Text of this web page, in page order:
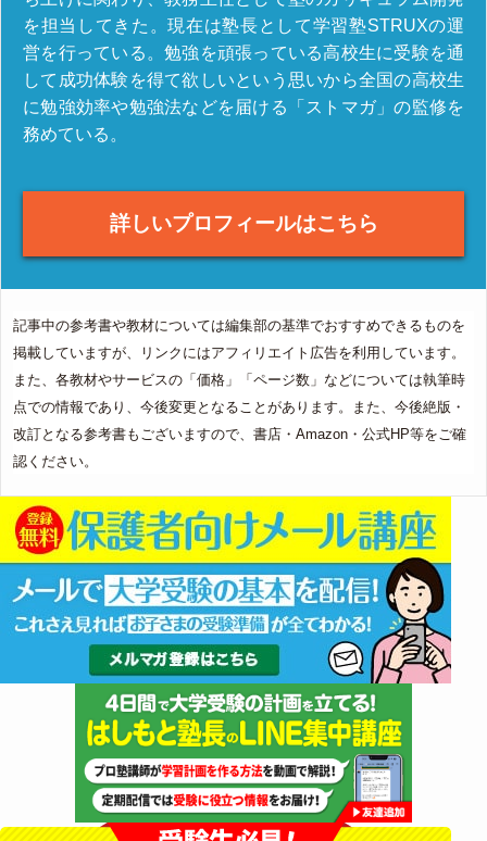
を担当してきた。現在は塾長として学習塾STRUXの運
営を行っている。勉強を頑張っている高校生に受験を通
して成功体験を得て欲しいという思いから全国の高校生
に勉強効率や勉強法などを届ける「ストマガ」の監修を
務めている。
詳しいプロフィールはこちら
記事中の参考書や教材については編集部の基準でおすすめできるものを
掲載していますが、リンクにはアフィリエイト広告を利用しています。
また、各教材やサービスの「価格」「ページ数」などについては執筆時
点での情報であり、今後変更となることがあります。また、今後絶版・
改訂となる参考書もございますので、書店・Amazon・公式HP等をご確
認ください。